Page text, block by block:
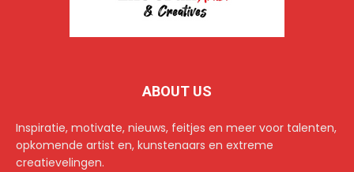
ABOUT US
Inspiratie, motivate, nieuws, feitjes en meer voor talenten,
opkomende artist en, kunstenaars en extreme
creatievelingen.